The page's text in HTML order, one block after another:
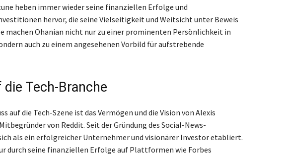
heben immer wieder seine finanziellen Erfolge und
hervor, die seine Vielseitigkeit und Weitsicht unter Beweis
machen Ohanian nicht nur zu einer prominenten Persönlichkeit in
auch zu einem angesehenen Vorbild für aufstrebende
Tech-Branche
auf die Tech-Szene ist das Vermögen und die Vision von Alexis
von Reddit. Seit der Gründung des Social-News-
als ein erfolgreicher Unternehmer und visionärer Investor etabliert.
durch seine finanziellen Erfolge auf Plattformen wie Forbes